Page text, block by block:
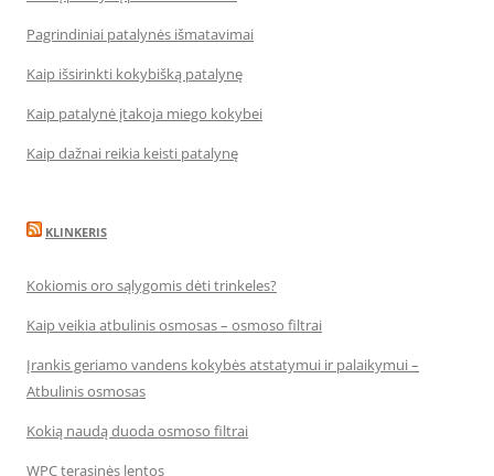
Pagrindiniai patalynės išmatavimai
Kaip išsirinkti kokybišką patalynę
Kaip patalynė įtakoja miego kokybei
Kaip dažnai reikia keisti patalynę
KLINKERIS
Kokiomis oro sąlygomis dėti trinkeles?
Kaip veikia atbulinis osmosas – osmoso filtrai
Įrankis geriamo vandens kokybės atstatymui ir palaikymui –
Atbulinis osmosas
Kokią naudą duoda osmoso filtrai
WPC terasinės lentos